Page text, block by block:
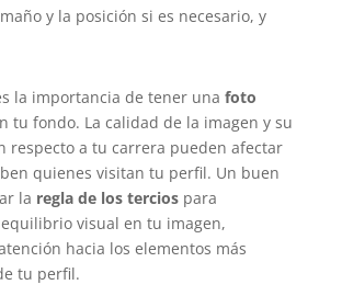
y la posición si es necesario, y
la importancia de tener una foto
tu fondo. La calidad de la imagen y su
respecto a tu carrera pueden afectar
quienes visitan tu perfil. Un buen
la regla de los terciospara
visual en tu imagen,
hacia los elementos más
tu perfil.